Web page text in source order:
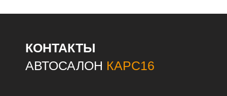
КОНТАКТЫ
АВТОСАЛОН КАРС16